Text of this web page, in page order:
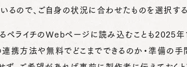
ので、ご自身の状況に合わせたものを選択する
ペライチのWebページに読み込むことも2025
連携方法や無料でどこまでできるのか・準備の